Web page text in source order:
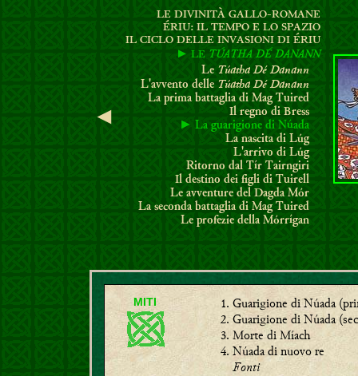
◄
LE DIVINITÀ GALLO-ROMANE
ÉRIU: IL TEMPO E LO SPAZIO
IL CICLO DELLE INVASIONI DI ÉRIU
► LE TÚATHA DÉ DANANN
Le Túatha Dé Danann
L'avvento delle Túatha Dé Danann
La prima battaglia di Mag Tuired
Il regno di Bress
► La guarigione di Núada
La nascita di Lúg
L'arrivo di Lúg
Ritorno dal Tír Tairngiri
Il destino dei figli di Tuirell
Le avventure del Dagda Mór
La seconda battaglia di Mag Tuired
Le profezie della Mórrígan
MITI Guarigione di Núada
Guarigione di Núada
Morte di Míach
Núada di nuovo re
Fonti